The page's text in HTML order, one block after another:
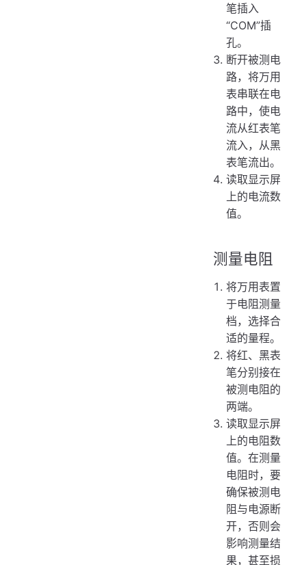
笔插入
“COM”插
孔。
断开被测电
路，将万用
表串联在电
路中，使电
流从红表笔
流入，从黑
表笔流出。
读取显示屏
上的电流数
值。
测量电阻
将万用表置
于电阻测量
档，选择合
适的量程。
将红、黑表
笔分别接在
被测电阻的
两端。
读取显示屏
上的电阻数
值。在测量
电阻时，要
确保被测电
阻与电源断
开，否则会
影响测量结
果，甚至损